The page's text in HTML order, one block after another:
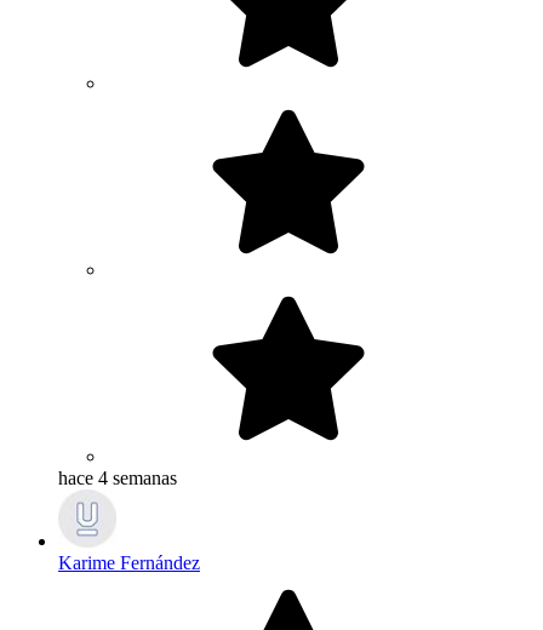
hace 4 semanas
Karime Fernández